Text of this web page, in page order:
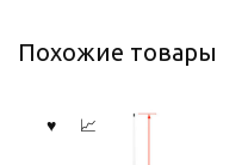
Похожие товары